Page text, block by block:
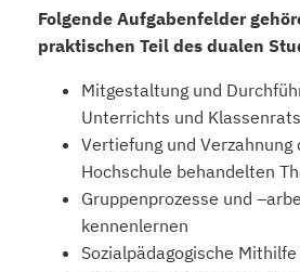
Folgende Aufgabenfelder
praktischen Teil des dualen
Mitgestaltung und
Unterrichts und Klassenrats
Vertiefung und Verzahnung
Hochschule behandelten
Gruppenprozesse und
kennenlernen
Sozialpädagogische